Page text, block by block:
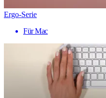
Ergo-Serie
Für Mac